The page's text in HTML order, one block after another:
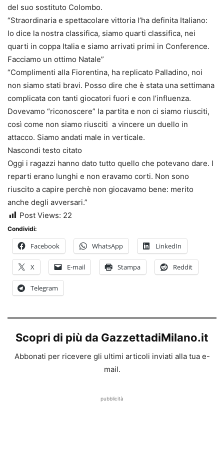
del suo sostituto Colombo.
“Straordinaria e spettacolare vittoria l’ha definita Italiano:
lo dice la nostra classifica, siamo quarti classifica, nei
quarti in coppa Italia e siamo arrivati primi in Conference.
Facciamo un ottimo Natale”
“Complimenti alla Fiorentina, ha replicato Palladino, noi
non siamo stati bravi. Posso dire che è stata una settimana
complicata con tanti giocatori fuori e con l’influenza.
Dovevamo “riconoscere” la partita e non ci siamo riusciti,
così come non siamo riusciti a vincere un duello in
attacco. Siamo andati male in verticale.
Nascondi testo citato
Oggi i ragazzi hanno dato tutto quello che potevano dare. I
reparti erano lunghi e non eravamo corti. Non sono
riuscito a capire perchè non giocavamo bene: merito
anche degli avversari.”
Post Views: 22
Condividi:
Facebook WhatsApp LinkedIn
X E-mail Stampa Reddit
Telegram
Scopri di più da GazzettadiMilano.it
Abbonati per ricevere gli ultimi articoli inviati alla tua e-
mail.
pubblicità